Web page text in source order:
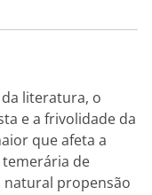
literatura, o
e a frivolidade da
que afeta a
de
propensão